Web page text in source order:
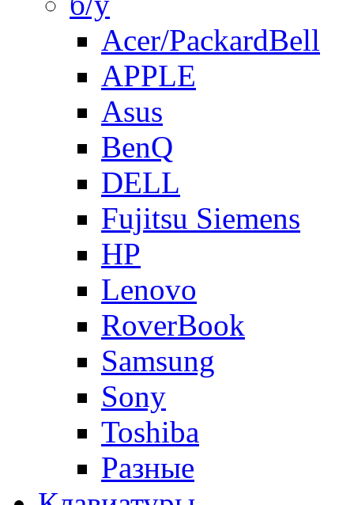
Acer/PackardBell
APPLE
Asus
BenQ
DELL
Fujitsu Siemens
HP
Lenovo
RoverBook
Samsung
Sony
Toshiba
Разные